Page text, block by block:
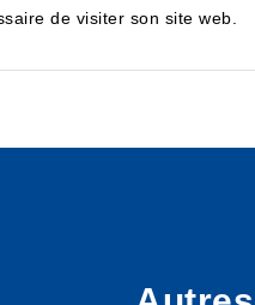
de visiter son site web.